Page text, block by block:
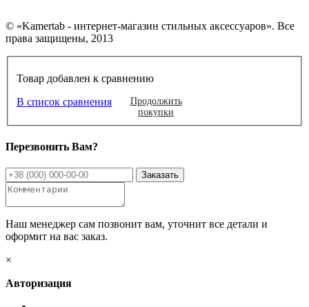
© «Kamertab - интернет-магазин стильных аксессуаров». Все
права защищены, 2013
Товар добавлен к сравнению
В список сравнения
Продолжить
покупки
Перезвонить Вам?
Наш менеджер сам позвонит вам, уточнит все детали и
оформит на вас заказ.
×
Авторизация